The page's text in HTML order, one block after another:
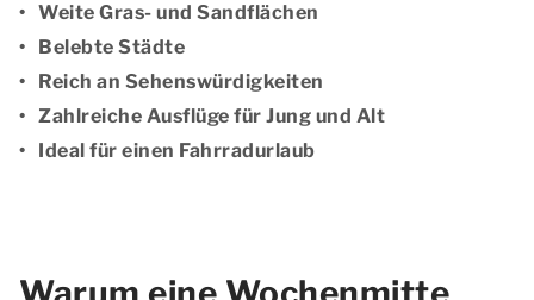
Weite Gras- und Sandflächen
Belebte Städte
Reich an Sehenswürdigkeiten
Zahlreiche Ausflüge für Jung und Alt
Ideal für einen Fahrradurlaub